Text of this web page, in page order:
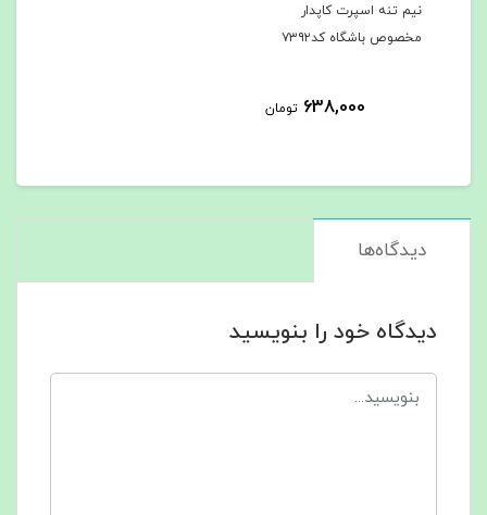
نیم تنه اسپرت کاپدار
مخصوص باشگاه کد۷۳۹۲
638,000 تومان
دیدگاه‌ها
دیدگاه خود را بنویسید